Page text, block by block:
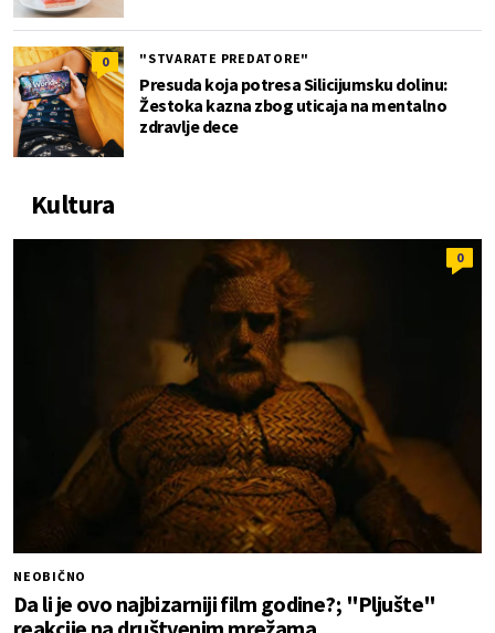
0 "STVARATE PREDATORE"
Presuda koja potresa Silicijumsku dolinu:
Žestoka kazna zbog uticaja na mentalno
zdravlje dece
Kultura
0
NEOBIČNO
Da li je ovo najbizarniji film godine?; "Pljušte"